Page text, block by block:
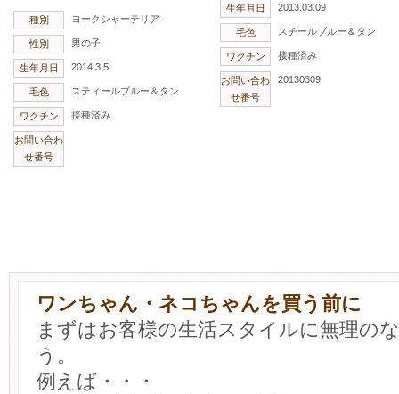
種別 ヨークシャーテリア
性別 男の子
生年月日 2014.3.5
毛色 スティールブルー＆タン
ワクチン 接種済み
お問い合わ
せ番号
生年月日 2013.03.09
毛色 スチールブルー＆タン
ワクチン 接種済み
お問い合わ
せ番号
20130309
ワンちゃん・ネコちゃんを買う前に
まずはお客様の生活スタイルに無理の
う。
例えば・・・